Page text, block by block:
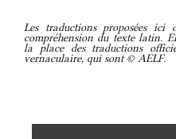
Les traductions proposées
compréhension du texte latin.
la place des traductions
vernaculaire, qui sont © AELF.